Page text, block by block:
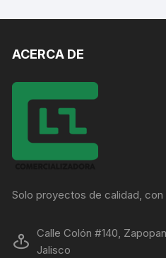
ACERCA DE
Solo proyectos de calidad,
Calle Colón #140,
Jalisco